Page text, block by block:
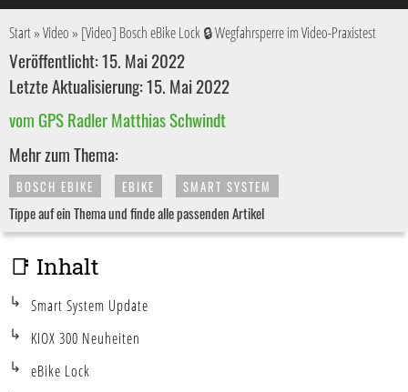
Start»Video» [Video] Bosch eBike Lock 🔒 Wegfahrsperre im Video-Praxistest
Veröffentlicht: 15. Mai 2022
Letzte Aktualisierung: 15. Mai 2022
vom GPS Radler Matthias Schwindt
Mehr zum Thema:
BOSCH EBIKE EBIKE SMART SYSTEM
Tippe auf ein Thema und finde alle passenden Artikel
📑 Inhalt
Smart System Update
KIOX 300 Neuheiten
eBike Lock